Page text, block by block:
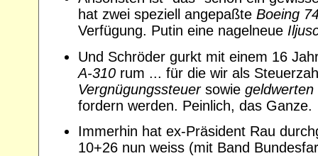
hat zwei speziell angepaßte Boeing
Verfügung. Putin eine nagelneue
Und Schröder gurkt mit einem 16
A-310 rum ... für die wir als
Vergnügungssteuersowie geldwerten
fordern werden. Peinlich, das Ganze.
Immerhin hat ex-Präsident Rau
10+26 nun weiss (mit Band